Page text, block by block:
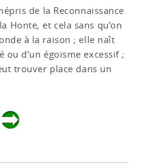
de la Reconnaissance
Honte, et cela sans qu’on
à la raison ; elle naît
ou d’un égoïsme excessif ;
trouver place dans un